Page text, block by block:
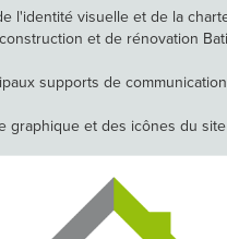
l'identité visuelle et de la
et de rénovation
supports de
graphique et des icônes du